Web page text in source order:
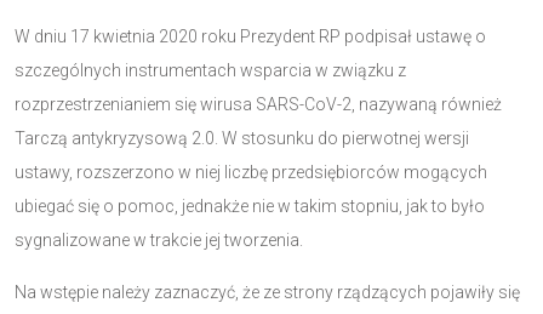
W dniu 17 kwietnia 2020 roku Prezydent RP podpisał ustawę o
szczególnych instrumentach wsparcia w związku z
rozprzestrzenianiem się wirusa SARS-CoV-2, nazywaną również
Tarczą antykryzysową 2.0. W stosunku do pierwotnej wersji
ustawy, rozszerzono w niej liczbę przedsiębiorców mogących
ubiegać się o pomoc, jednakże nie w takim stopniu, jak to było
sygnalizowane w trakcie jej tworzenia.
Na wstępie należy zaznaczyć, że ze strony rządzących pojawiły się